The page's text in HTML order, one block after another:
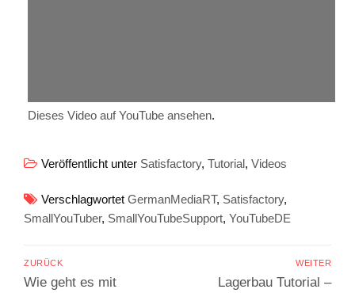
Dieses Video auf YouTube ansehen.
Veröffentlicht unter Satisfactory, Tutorial, Videos
Verschlagwortet GermanMediaRT, Satisfactory,
SmallYouTuber, SmallYouTubeSupport, YouTubeDE
Beitragsnavigation
ZURÜCK
Vorheriger
Wie geht es mit
WEITER
Nächster
Lagerbau Tutorial –